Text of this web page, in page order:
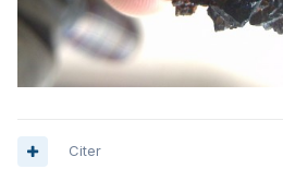
Citer